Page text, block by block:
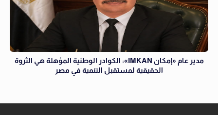
مدير عام «إمكان IMKAN»: الكوادر الوطنية المؤهلة هي الثروة
الحقيقية لمستقبل التنمية في مصر